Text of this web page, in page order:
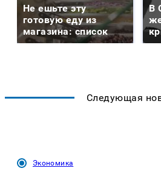
Не ешьте эту
готовую еду из
магазина: список
В
Следующая
Экономика